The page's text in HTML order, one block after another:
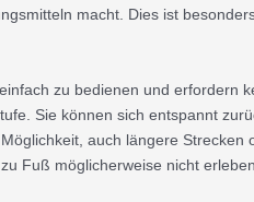
macht. Dies ist
zu bedienen und erfordern
Sie können sich entspannt
auch längere Strecken
Fuß möglicherweise nicht